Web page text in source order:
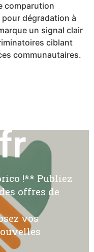
comparution
dégradation à
un signal clair
ciblant
communautaires.
!** Publiez
offres de
vos